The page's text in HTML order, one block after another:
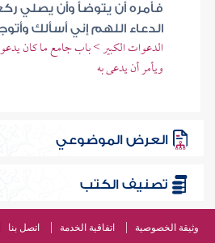
فأمره أن يتوضأ وأن يصلي
الدعاء اللهم إني أسألك
الدعوات الكبير > باب جامع ما كان
ويأمر أن يدعى به
العرض الموضوعي
تصنيف الكتب
وثيقة الخصوصية اتفاقية الخدمة اتصل بنا